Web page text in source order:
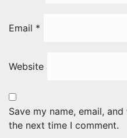
Email *
Website
Save my name, email,
the next time I comment.